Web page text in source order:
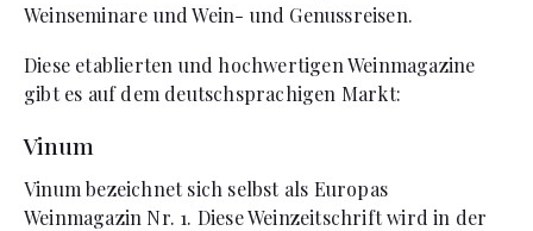
Weinseminare und Wein- und Genussreisen.
Diese etablierten und hochwertigen Weinmagazine
gibt es auf dem deutschsprachigen Markt:
Vinum
Vinum bezeichnet sich selbst als Europas
Weinmagazin Nr. 1. Diese Weinzeitschrift wird in der